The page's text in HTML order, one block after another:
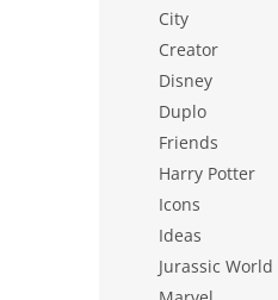
City
Creator
Disney
Duplo
Friends
Harry Potter
Icons
Ideas
Jurassic World